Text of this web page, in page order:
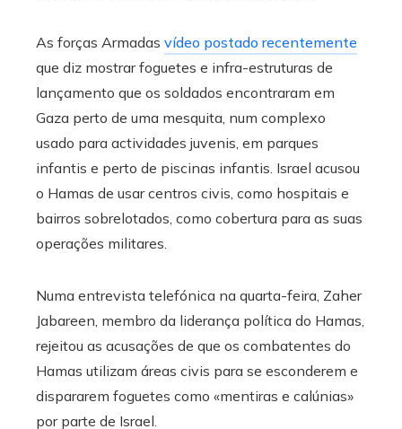
As forças Armadas vídeo postado recentemente
que diz mostrar foguetes e infra-estruturas de
lançamento que os soldados encontraram em
Gaza perto de uma mesquita, num complexo
usado para actividades juvenis, em parques
infantis e perto de piscinas infantis. Israel acusou
o Hamas de usar centros civis, como hospitais e
bairros sobrelotados, como cobertura para as suas
operações militares.
Numa entrevista telefónica na quarta-feira, Zaher
Jabareen, membro da liderança política do Hamas,
rejeitou as acusações de que os combatentes do
Hamas utilizam áreas civis para se esconderem e
dispararem foguetes como «mentiras e calúnias»
por parte de Israel.